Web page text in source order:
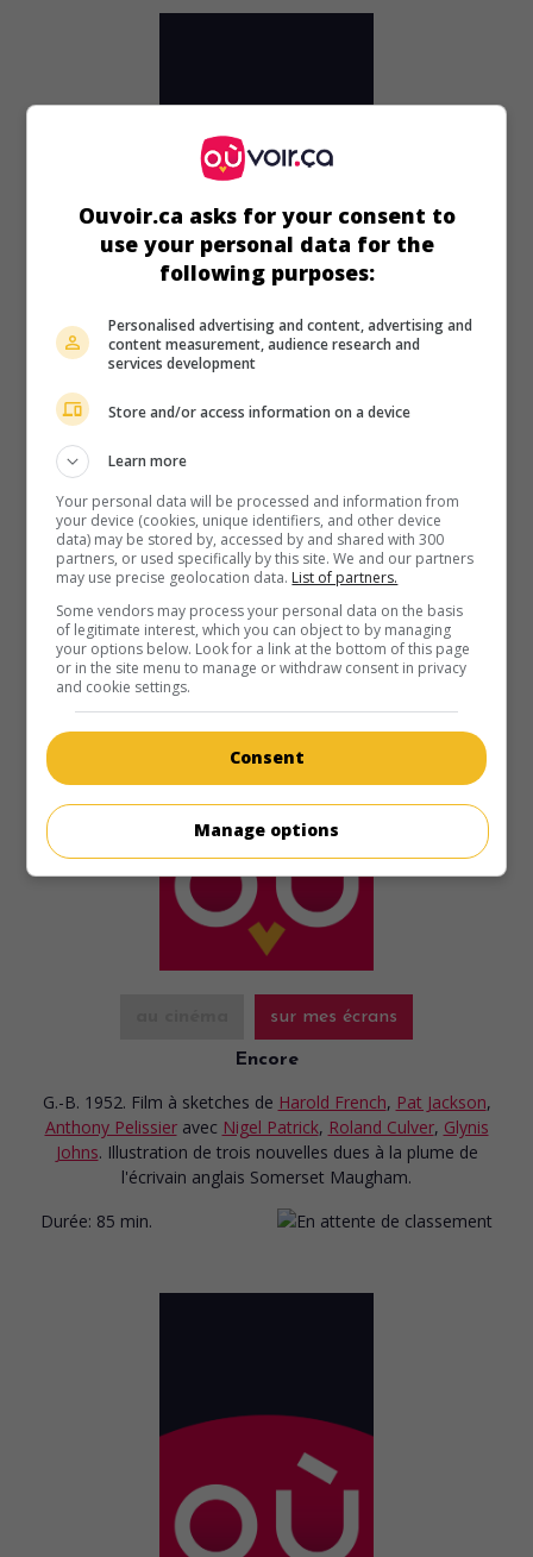
au cinéma
Folly to Be Wise
G.-B. 1952. Comédie
des ennuis en organisant un spectacle pour les soldats avec
l'aide de célébrités locales.
Durée: 91 min.
sur mes écrans
Encore
G.-B. 1952. Film à sketches de Harold French, Pat Jackson,
Anthony Pelissier avec Nigel Patrick, Roland Culver, Glynis
Johns. Illustration de trois nouvelles dues à la plume de
l'écrivain anglais Somerset Maugham.
Durée: 85 min.
Ouvoir.ca asks for your consent to
use your personal data for the
following purposes:
Personalised advertising and content, advertising and
content measurement, audience research and
services development
Store and/or access information on a device
Learn more
Your personal data will be processed and information from
your device (cookies, unique identifiers, and other device
data) may be stored by, accessed by and shared with 300
partners, or used specifically by this site. We and our partners
may use precise geolocation data. List of partners.
Some vendors may process your personal data on the basis
of legitimate interest, which you can object to by managing
your options below. Look for a link at the bottom of this page
or in the site menu to manage or withdraw consent in privacy
and cookie settings.
Consent
Manage options